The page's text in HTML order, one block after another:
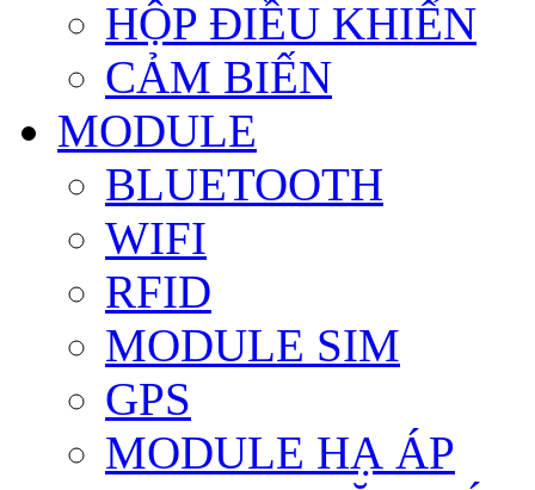
HỘP ĐIỀU KHIỂN
CẢM BIẾN
MODULE
BLUETOOTH
WIFI
RFID
MODULE SIM
GPS
MODULE HẠ ÁP